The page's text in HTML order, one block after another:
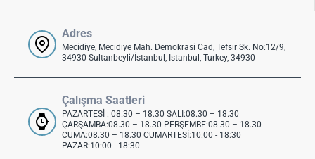
Adres
Mecidiye, Mecidiye Mah. Demokrasi Cad, Tefsir Sk. No:12/9,
34930 Sultanbeyli/İstanbul, Istanbul, Turkey, 34930
Çalışma Saatleri
PAZARTESİ : 08.30 – 18.30 SALI:08.30 – 18.30
ÇARŞAMBA:08.30 – 18.30 PERŞEMBE:08.30 – 18.30
CUMA:08.30 – 18.30 CUMARTESİ:10:00 - 18:30
PAZAR:10:00 - 18:30